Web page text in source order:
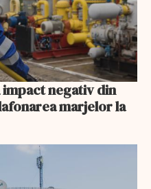
impact negativ din
marjelor la